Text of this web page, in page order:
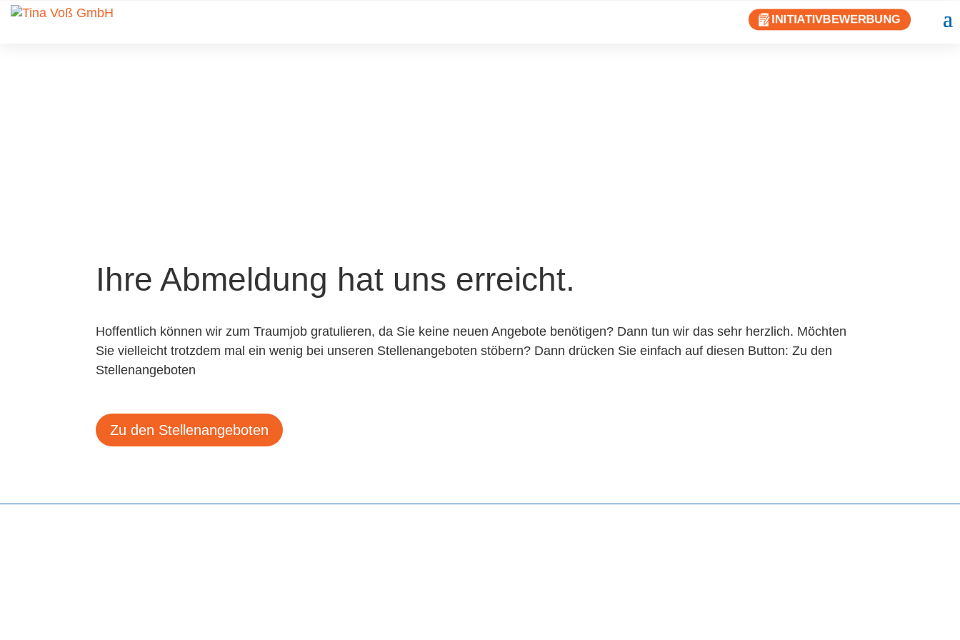
INITIATIVBEWERBUNG
Ihre Abmeldung hat uns erreicht.
Hoffentlich können wir zum Traumjob gratulieren, da Sie keine neuen Angebote benötigen? Dann tun wir das sehr herzlich. Möchten
Sie vielleicht trotzdem mal ein wenig bei unseren Stellenangeboten stöbern? Dann drücken Sie einfach auf diesen Button:Zu den
Stellenangeboten
Zu den Stellenangeboten